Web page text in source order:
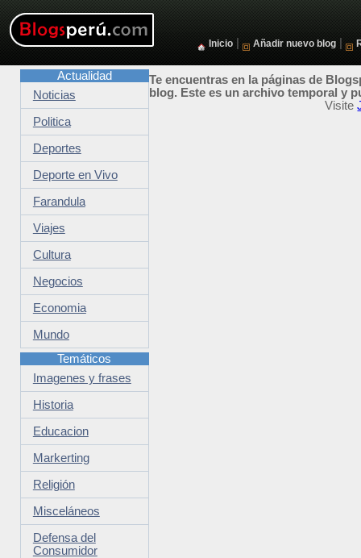
Inicio Añadir nuevo blog
Te encuentras en la páginas de
blog. Este es un archivo temporal y
Visite
Actualidad
Noticias
Politica
Deportes
Deporte en Vivo
Farandula
Viajes
Cultura
Negocios
Economia
Mundo
Temáticos
Imagenes y frases
Historia
Educacion
Markerting
Religión
Misceláneos
Defensa del
Consumidor